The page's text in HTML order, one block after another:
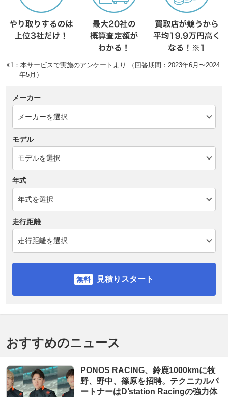
※1：本サービスで実施のアンケートより （回答期間：2023年6月〜2024
年5月）
メーカー
モデル
年式
走行距離
見積りスタート
おすすめのニュース
PONOS RACING、鈴鹿1000kmに牧
野、野中、篠原を招聘。テクニカルパ
ートナーはD’station Racingの強力体